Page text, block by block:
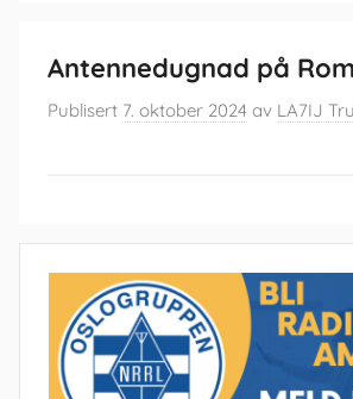
Antennedugnad på
Publisert 7. oktober 2024 av LA7IJ